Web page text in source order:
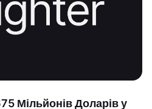
Мільйонів Доларів у